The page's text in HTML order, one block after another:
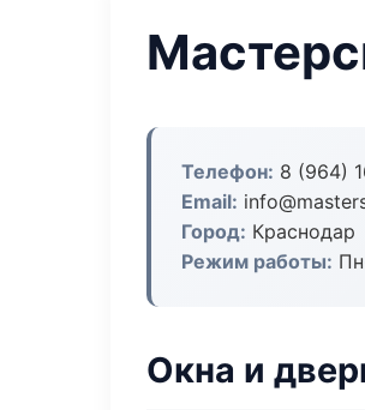
Телефон: 8 (964)
Email:
Город: Краснодар
Режим работы:
Окна и